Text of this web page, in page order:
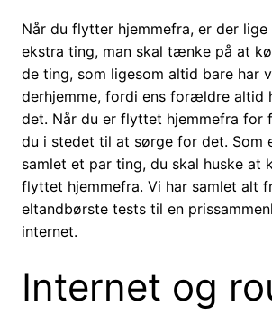
Når du flytter hjemmefra, er der
ekstra ting, man skal tænke på at
de ting, som ligesom altid bare har
derhjemme, fordi ens forældre altid
det. Når du er flyttet hjemmefra for
du i stedet til at sørge for det. Som
samlet et par ting, du skal huske at
flyttet hjemmefra. Vi har samlet alt
eltandbørste tests til en
internet.
Internet og